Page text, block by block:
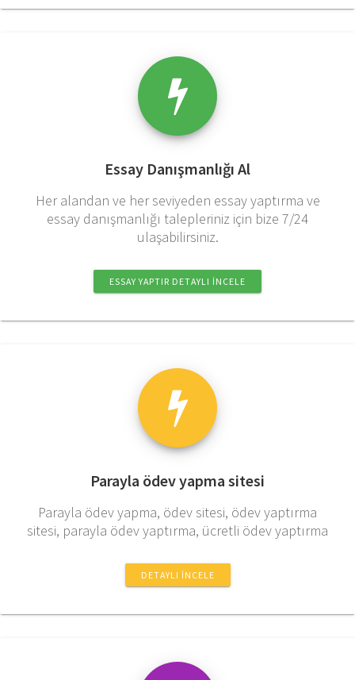
Essay Danışmanlığı Al
Her alandan ve her seviyeden essay yaptırma ve
essay danışmanlığı talepleriniz için bize 7/24
ulaşabilirsiniz.
ESSAY YAPTIR DETAYLI İNCELE
Parayla ödev yapma sitesi
Parayla ödev yapma, ödev sitesi, ödev yaptırma
sitesi, parayla ödev yaptırma, ücretli ödev yaptırma
DETAYLI İNCELE